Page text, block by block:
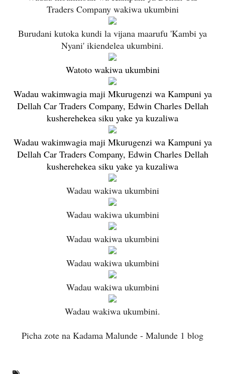
Traders Company wakiwa ukumbini
Burudani kutoka kundi la vijana maarufu 'Kambi ya
Nyani' ikiendelea ukumbini.
Watoto wakiwa ukumbini
Wadau wakimwagia maji Mkurugenzi wa Kampuni ya
Dellah Car Traders Company, Edwin Charles Dellah
kusherehekea siku yake ya kuzaliwa
Wadau wakimwagia maji Mkurugenzi wa Kampuni ya
Dellah Car Traders Company, Edwin Charles Dellah
kusherehekea siku yake ya kuzaliwa
Wadau wakiwa ukumbini
Wadau wakiwa ukumbini
Wadau wakiwa ukumbini
Wadau wakiwa ukumbini
Wadau wakiwa ukumbini
Wadau wakiwa ukumbini.
Picha zote na Kadama Malunde - Malunde 1 blog